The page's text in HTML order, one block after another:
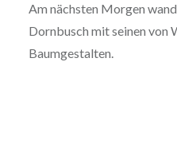
Am nächsten Morgen
Dornbusch mit seinen von
Baumgestalten.